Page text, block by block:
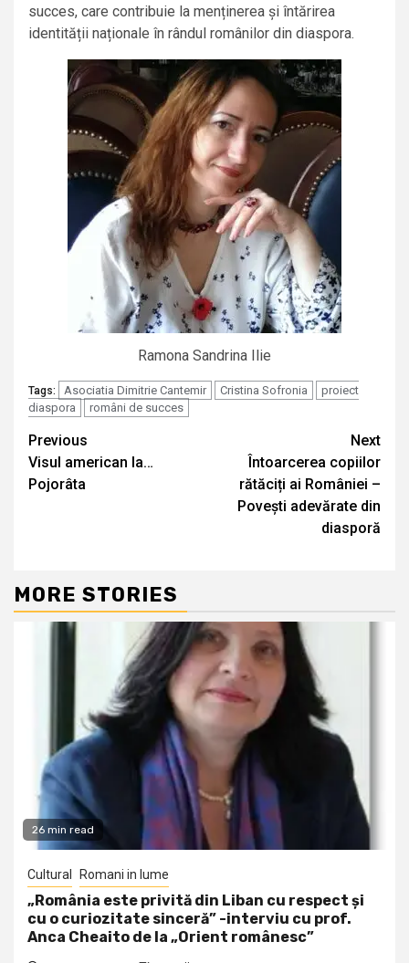
succes, care contribuie la menținerea și întărirea
identității naționale în rândul românilor din diaspora.
Ramona Sandrina Ilie
Tags: Asociatia Dimitrie Cantemir Cristina Sofronia
proiect
diaspora
români de succes
Continue
Reading
Previous
Visul american la…
Pojorâta
Next
Întoarcerea copiilor
rătăciți ai României –
Povești adevărate din
diasporă
MORE STORIES
26 min read
Cultural Romani in lume
„România este privită din Liban cu respect și
cu o curiozitate sinceră” -interviu cu prof.
Anca Cheaito de la „Orient românesc”